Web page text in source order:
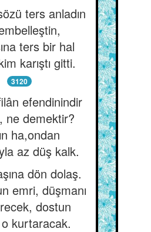
ters anladın
ters bir hal
karıştı gitti.
3120
efendinindir
ne demektir?
ha,ondan
az düş kalk.
dön dolaş.
emri, düşmanı
dostun
kurtaracak.